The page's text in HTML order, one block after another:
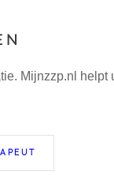
Mijnzzp.nl helpt